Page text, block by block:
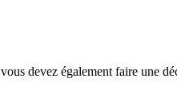
devez également faire une